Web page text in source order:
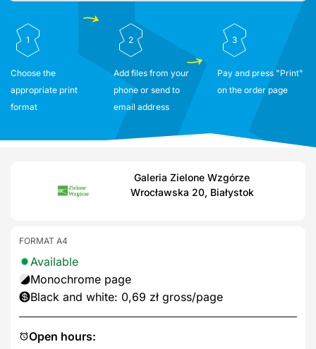
1
Choose the
appropriate print
format
2
Add files from your
phone or send to
email address
3
Pay and press "Print"
on the order page
Galeria Zielone Wzgórze
Wrocławska 20, Białystok
Open hours:
FORMAT A4
Available
Monochrome page
Black and white: 0,69 zł gross/page